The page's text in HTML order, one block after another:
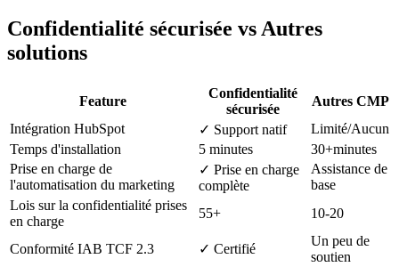
Confidentialité sécurisée vs Autres
solutions
Feature
Confidentialité
sécurisée
Autres CMP
Intégration HubSpot
✓ Support natif
Limité/Aucun
Temps d'installation
5 minutes
30+minutes
Prise en charge de
l'automatisation du marketing
✓ Prise en charge
complète
Assistance de
base
Lois sur la confidentialité prises
en charge
55+ 10-20
Conformité IAB TCF 2.3 ✓ Certifié
Un peu de
soutien